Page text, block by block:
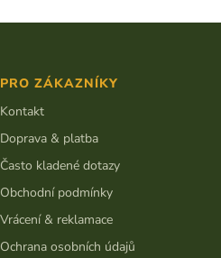
a
t
í
PRO ZÁKAZNÍKY
Kontakt
Doprava & platba
Často kladené dotazy
Obchodní podmínky
Vrácení & reklamace
Ochrana osobních údajů